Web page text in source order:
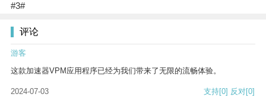
#3#
评论
游客
这款加速器VPM应用程序已经为我们带来了无限的流畅体验。
2024-07-03 支持[0] 反对[0]